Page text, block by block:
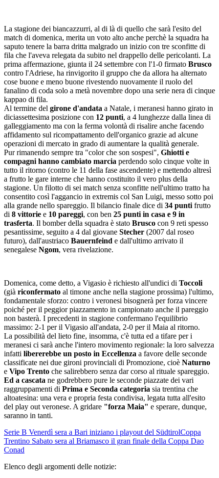
La stagione dei biancazzurri, al di là di quello che sarà l'esito del
match di domenica, merita un voto alto anche perchè la squadra ha
saputo tenere la barra dritta malgrado un inizio con tre sconfitte di
fila che l'aveva relegata da subito nel drappello delle pericolanti. La
prima affermazione, giunta il 24 settembre con l'1-0 firmato Brusco
contro l'Adriese, ha rinvigorito il gruppo che da allora ha alternato
cose buone e meno buone rivestendo nuovamente il ruolo del
fanalino di coda solo a metà novembre dopo una serie nera di cinque
kappao di fila.
Al termine del girone d'andata a Natale, i meranesi hanno girato in
diciassettesima posizione con 12 punti, a 4 lunghezze dalla linea di
galleggiamento ma con la ferma volontà di risalire anche facendo
affidamento sul ricompattamento dell'organico grazie ad alcune
operazioni di mercato in grado di aumentare la qualità generale.
Pur rimanendo sempre tra "color che son sospesi", Ghiotti e
compagni hanno cambiato marcia perdendo solo cinque volte in
tutto il ritorno (contro le 11 della fase ascendente) e mettendo altresì
a frutto le gare interne che hanno costituito il vero plus della
stagione. Un filotto di sei match senza sconfitte nell'ultimo tratto ha
consentito così l'aggancio in extremis col San Luigi, messo sotto poi
alla grande nello spareggio. Il bilancio finale dice di 34 punti frutto
di 8 vittorie e 10 pareggi, con ben 25 punti in casa e 9 in
trasferta. Il bomber della squadra è stato Brusco con 9 reti spesso
pesantissime, seguito a 4 dal giovane Stecher (2007 dal roseo
futuro), dall'austriaco Bauernfeind e dall'ultimo arrivato il
senegalese Ngom, vera rivelazione.
Domenica, come detto, a Vigasio è richiesto all'undici di Toccoli
(già riconfermato al timone anche nella stagione prossima) l'ultimo,
fondamentale sforzo: contro i veronesi bisognerà per forza vincere
poiché per il peggior piazzamento in campionato anche il pareggio
non basterà. I precedenti in stagione confermano l'equilibrio
massimo: 2-1 per il Vigasio all'andata, 2-0 per il Maia al ritorno.
La possibilità del lieto fine, insomma, c'è tutta ed a tifare per i
meranesi ci sarà anche l'intero movimento regionale: la loro salvezza
infatti libererebbe un posto in Eccellenza a favore delle seconde
classificate nei due gironi provinciali di Promozione, cioè Naturno
e Vipo Trento che salirebbero senza dar corso al rituale spareggio.
Ed a cascata ne godrebbero pure le seconde piazzate dei vari
raggruppamenti di Prima e Seconda categoria sia trentina che
altoatesina: una vera e propria festa condivisa, legata tutta all'esito
del play out veronese. A gridare "forza Maia" e sperare, dunque,
saranno in tanti.
Serie B Venerdì sera a Bari iniziano i playout del SüdtirolCoppa
Trentino Sabato sera al Briamasco il gran finale della Coppa Dao
Conad
Elenco degli argomenti delle notizie: